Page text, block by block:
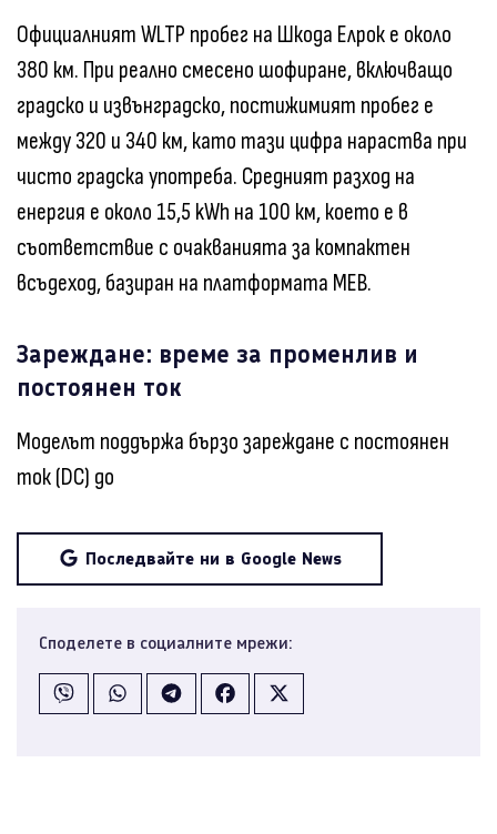
Официалният WLTP пробег на Шкода Елрок е около
380 км. При реално смесено шофиране, включващо
градско и извънградско, постижимият пробег е
между 320 и 340 км, като тази цифра нараства при
чисто градска употреба. Средният разход на
енергия е около 15,5 kWh на 100 км, което е в
съответствие с очакванията за компактен
всъдеход, базиран на платформата MEB.
Зареждане: време за променлив и
постоянен ток
Моделът поддържа бързо зареждане с постоянен
ток (DC) до
Последвайте ни в Google News
Споделете в социалните мрежи: